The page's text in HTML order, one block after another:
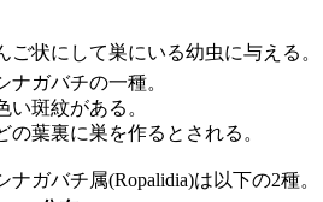
状にして巣にいる幼虫に与える。
ガバチの一種。
斑紋がある。
の葉裏に巣を作るとされる。
ナガバチ属(Ropalidia)は以下の2種。